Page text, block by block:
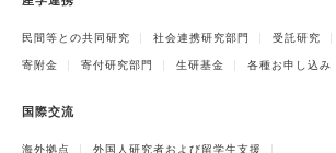
民間等との共同研究 社会連携研究部門 受託研究
寄附金 寄付研究部門 生研基金 各種お申し込み
国際交流
海外拠点 外国人研究者および留学生支援